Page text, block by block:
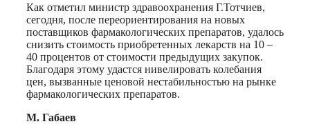
Как отметил министр здравоохранения Г.Тотчиев,
сегодня, после переориентирования на новых
поставщиков фармакологических препаратов, удалось
снизить стоимость приобретенных лекарств на 10 –
40 процентов от стоимости предыдущих закупок.
Благодаря этому удастся нивелировать колебания
цен, вызванные ценовой нестабильностью на рынке
фармакологических препаратов.
М. Габаев